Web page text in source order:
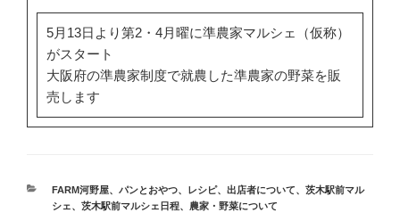
5月13日より第2・4月曜に準農家マルシェ（仮称）
がスタート
大阪府の準農家制度で就農した準農家の野菜を販
売します
カ
テ
FARM河野屋、 パンとおやつ、 レシピ、 出店者について、 茨木駅前マル
シェ、 茨木駅前マルシェ日程、 農家・野菜について